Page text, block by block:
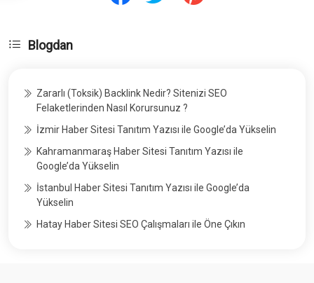
Blogdan
Zararlı (Toksik) Backlink Nedir? Sitenizi SEO
Felaketlerinden Nasıl Korursunuz ?
İzmir Haber Sitesi Tanıtım Yazısı ile Google’da Yükselin
Kahramanmaraş Haber Sitesi Tanıtım Yazısı ile
Google’da Yükselin
İstanbul Haber Sitesi Tanıtım Yazısı ile Google’da
Yükselin
Hatay Haber Sitesi SEO Çalışmaları ile Öne Çıkın